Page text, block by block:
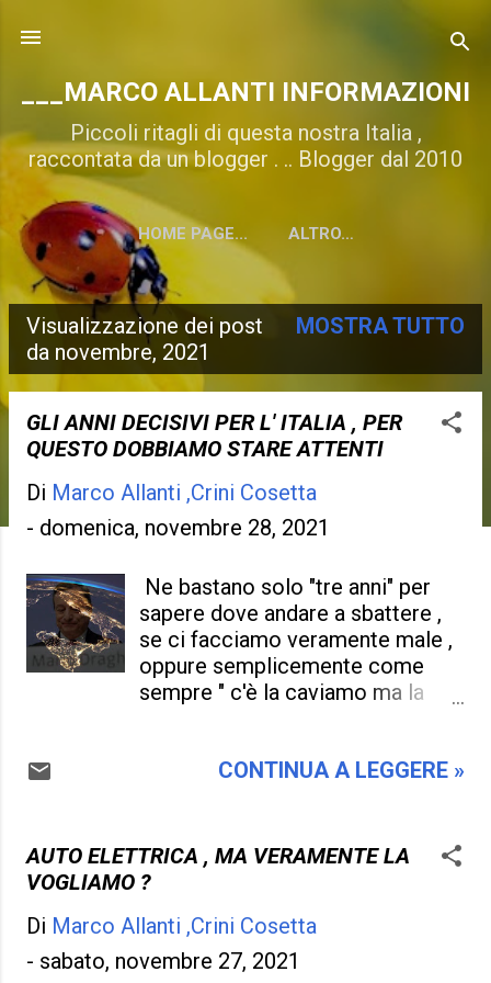
___MARCO ALLANTI INFORMAZIONI
Piccoli ritagli di questa nostra Italia ,
raccontata da un blogger . .. Blogger dal 2010
HOME PAGE... ALTRO…
P
o
Visualizzazione dei post
da novembre, 2021
MOSTRA TUTTO
GLI ANNI DECISIVI PER L' ITALIA , PER
QUESTO DOBBIAMO STARE ATTENTI
Di Marco Allanti ,Crini Cosetta
- domenica, novembre 28, 2021
Ne bastano solo "tre anni" per
sapere dove andare a sbattere ,
se ci facciamo veramente male ,
oppure semplicemente come
sempre " c'è la caviamo ma la
passeranno di quei tanti problemi
burocratica e le scelte del
governo sono lente e fanno
potrà concludere quella buona
riuscita per avere una vita felice
CONTINUA A LEGGERE »
AUTO ELETTRICA , MA VERAMENTE LA
VOGLIAMO ?
Di Marco Allanti ,Crini Cosetta
- sabato, novembre 27, 2021